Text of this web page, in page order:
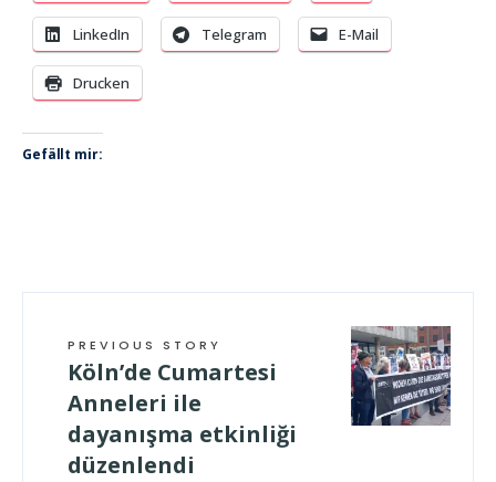
LinkedIn Telegram E-Mail
Drucken
Gefällt mir:
PREVIOUS STORY
Köln’de Cumartesi
Anneleri ile
dayanışma etkinliği
düzenlendi